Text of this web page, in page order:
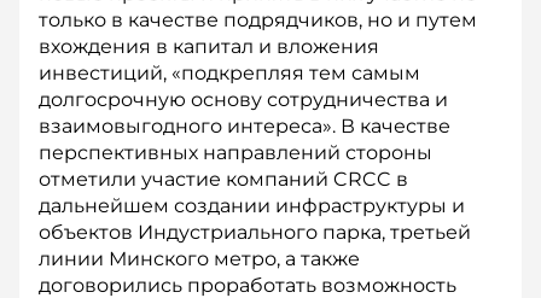
только в качестве подрядчиков, но и путем
вхождения в капитал и вложения
инвестиций, «подкрепляя тем самым
долгосрочную основу сотрудничества и
взаимовыгодного интереса». В качестве
перспективных направлений стороны
отметили участие компаний CRCC в
дальнейшем создании инфраструктуры и
объектов Ин­дустриального парка, третьей
линии Минского метро, а также
договорились проработать воз­можность